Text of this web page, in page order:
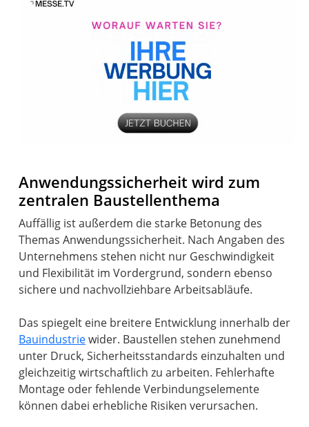
Anwendungssicherheit wird zum
zentralen Baustellenthema
Auffällig ist außerdem die starke Betonung des
Themas Anwendungssicherheit. Nach Angaben des
Unternehmens stehen nicht nur Geschwindigkeit
und Flexibilität im Vordergrund, sondern ebenso
sichere und nachvollziehbare Arbeitsabläufe.
Das spiegelt eine breitere Entwicklung innerhalb der
Bauindustriewider. Baustellen stehen zunehmend
unter Druck, Sicherheitsstandards einzuhalten und
gleichzeitig wirtschaftlich zu arbeiten. Fehlerhafte
Montage oder fehlende Verbindungselemente
können dabei erhebliche Risiken verursachen.